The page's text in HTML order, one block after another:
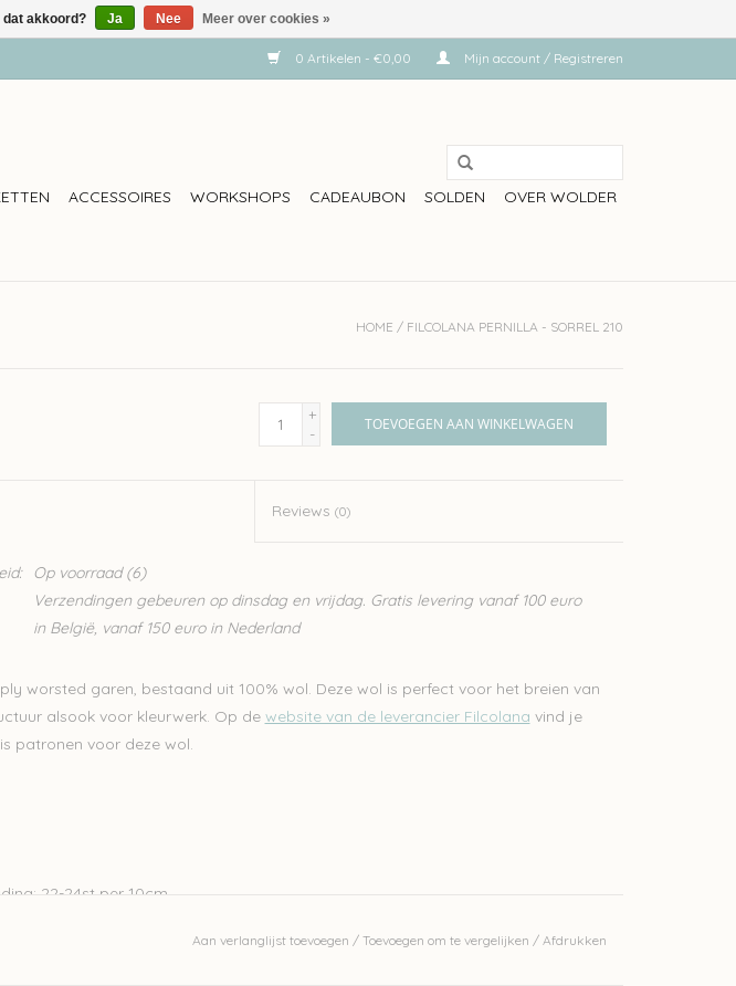
0 Artikelen - €0,00 Mijn account / Registreren
ACCESSOIRES WORKSHOPS CADEAUBON SOLDEN OVER WOLDER
HOME / FILCOLANA PERNILLA - SORREL 210
+
-
TOEVOEGEN AAN WINKELWAGEN
Reviews(0)
Op voorraad(6)
Verzendingen gebeuren op dinsdag en vrijdag. Gratis levering vanaf 100 euro
in België, vanaf 150 euro in Nederland
worsted garen, bestaand uit 100% wol. Deze wol is perfect voor het breien van
alsook voor kleurwerk. Op de website van de leverancier Filcolana vind je
patronen voor deze wol.
22-24st per 10cm
Aan verlanglijst toevoegen / Toevoegen om te vergelijken / Afdrukken
dat akkoord? Ja Nee Meer over cookies »